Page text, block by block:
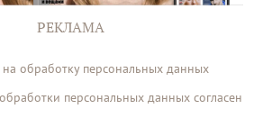
РЕКЛАМА
на обработку персональных данных
обработки персональных данных согласен